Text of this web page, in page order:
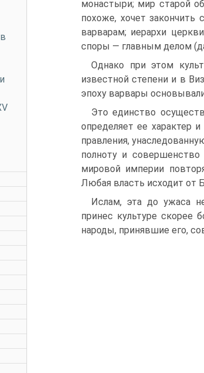
монастыри; мир старой
похоже, хочет
варварам; иерархи
споры — главным делом
Однако при этом
известной степени и в
эпоху варвары
Это единство
определяет ее характер
правления,
полноту и
мировой империи
Любая власть исходит от
Ислам, эта до ужаса
принес культуре скорее
народы, принявшие его,